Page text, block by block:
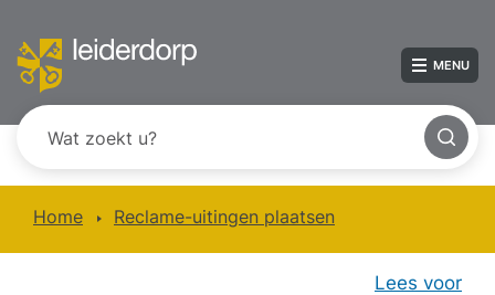
MENU
Home Reclame-uitingen plaatsen
Lees voor